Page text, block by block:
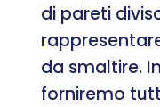
di pareti
da smaltire.
forniremo